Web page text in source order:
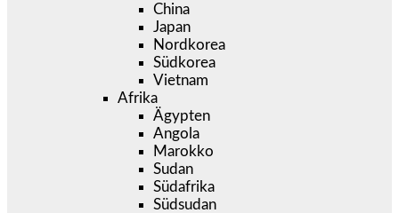
China
Japan
Nordkorea
Südkorea
Vietnam
Afrika
Ägypten
Angola
Marokko
Sudan
Südafrika
Südsudan